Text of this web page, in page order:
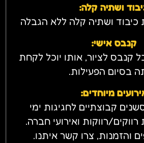
ושתיה קלה:
כיבוד ושתיה קלה ללא הגבלה
קנבס אישי:
לציור, אותו יוכל לקחת
בסיום הפעילות.
מיוחדים:
קבוצתיים לחגיגות ימי
רווקות ואירועי חברה.
והזמנות, צרו קשר איתנו.